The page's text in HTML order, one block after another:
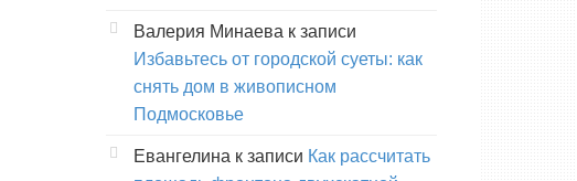
Валерия Минаева к записи
Избавьтесь от городской суеты: как
снять дом в живописном
Подмосковье
Евангелина к записи Как рассчитать